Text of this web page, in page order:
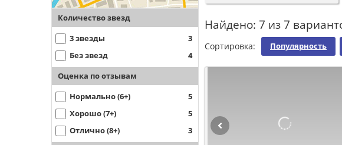
Количество звезд
3 звезды
3
Без звезд
4
Оценка по отзывам
Нормально (6+)
5
Хорошо (7+)
5
Отлично (8+)
3
Найдено: 7 из 7
Сортировка:
Популярность